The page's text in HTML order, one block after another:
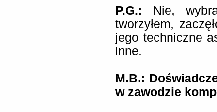
P.G.: Nie,
tworzyłem,
jego techniczne
inne.
M.B.:
w zawodzie